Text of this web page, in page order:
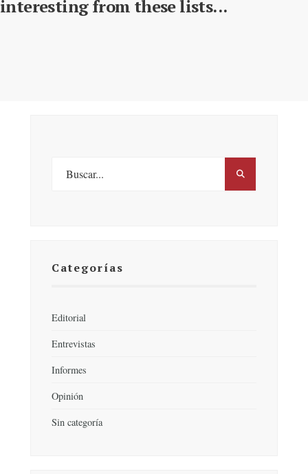
interesting from these lists...
Categorías
Editorial
Entrevistas
Informes
Opinión
Sin categoría